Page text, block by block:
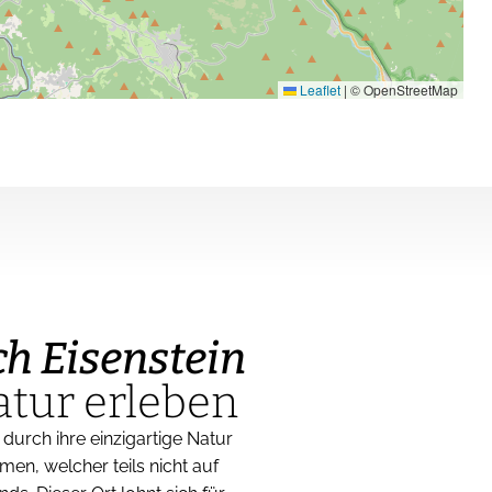
Leaflet | © OpenStreetMap
Eisenstein
erleben
ihre einzigartige Natur
welcher teils nicht auf